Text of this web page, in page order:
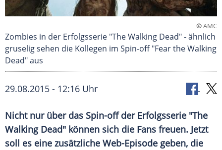
©AMC
Zombies in der Erfolgsserie "The Walking Dead" - ähnlich
gruselig sehen die Kollegen im Spin-off "Fear the Walking
Dead" aus
29.08.2015 - 12:16 Uhr
Nicht nur über das Spin-off der Erfolgsserie "The
Walking Dead" können sich die Fans freuen. Jetzt
soll es eine zusätzliche Web-Episode geben, die